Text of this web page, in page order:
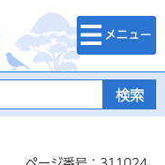
検索・メニュ
ー